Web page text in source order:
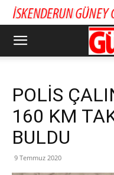
POLİS
160 KM
BULDU
9 Temmuz 2020